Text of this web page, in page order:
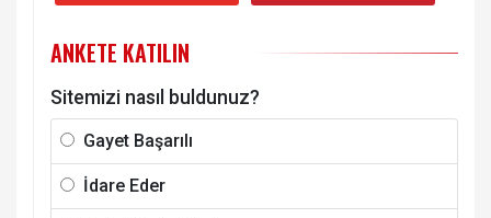
ANKETE KATILIN
Sitemizi nasıl buldunuz?
Gayet Başarılı
İdare Eder